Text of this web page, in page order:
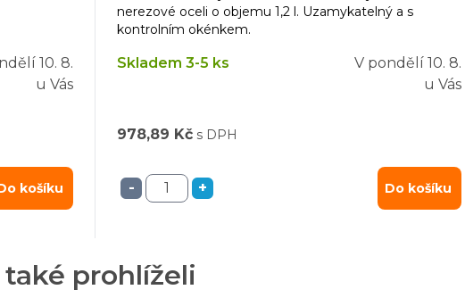
10. 8.
u Vás
košíku
nerezové oceli o objemu 1,2 l. Uzamykatelný a s
kontrolním okénkem.
Skladem 3-5 ks V pondělí 10. 8.
u Vás
978,89 Kč s DPH
- + Do košíku
prohlíželi